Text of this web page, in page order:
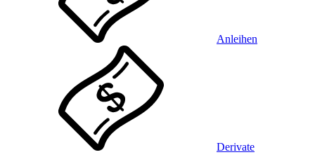
Anleihen
Derivate